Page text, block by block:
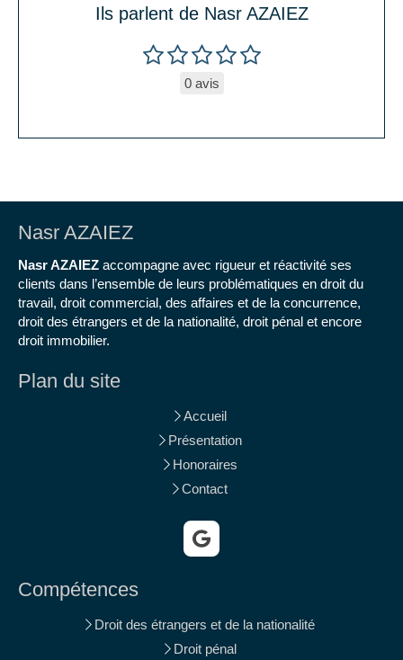
Ils parlent de Nasr AZAIEZ
0 avis
Nasr AZAIEZ
Nasr AZAIEZ accompagne avec rigueur et réactivité ses
clients dans l’ensemble de leurs problématiques en droit du
travail, droit commercial, des affaires et de la concurrence,
droit des étrangers et de la nationalité, droit pénal et encore
droit immobilier.
Plan du site
Accueil
Présentation
Honoraires
Contact
Compétences
Droit des étrangers et de la nationalité
Droit pénal